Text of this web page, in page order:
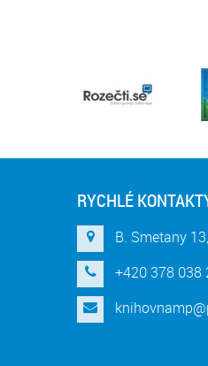
RYCHLÉ
B. Smetany
+420 378 038